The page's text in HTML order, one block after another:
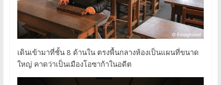
เดินเข้ามาที่ชั้น 8 ด้านใน ตรงพื้นกลางห้องเป็นแผนที่ขนาด
ใหญ่ คาดว่าเป็นเมืองโอซาก้าในอดีต